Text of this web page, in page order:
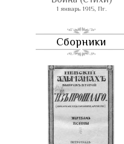
1 январь 1915, Пг.
Сборники